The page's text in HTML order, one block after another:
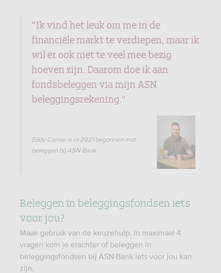
“Ik vind het leuk om me in de
financiële markt te verdiepen, maar ik
wil er ook niet te veel mee bezig
hoeven zijn. Daarom doe ik aan
fondsbeleggen via mijn ASN
beleggingsrekening."
Eddy Carree is in 2021 begonnen met
beleggen bij ASN Bank
Beleggen in beleggingsfondsen iets
voor jou?
Maak gebruik van de keuzehulp. In maximaal 4
vragen kom je erachter of beleggen in
beleggingsfondsen bij ASN Bank iets voor jou kan
zijn.